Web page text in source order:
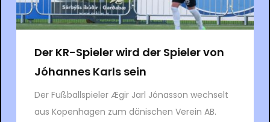
Der KR-Spieler wird der Spieler von
Jóhannes Karls sein
Der Fußballspieler Ægir Jarl Jónasson wechselt
aus Kopenhagen zum dänischen Verein AB.